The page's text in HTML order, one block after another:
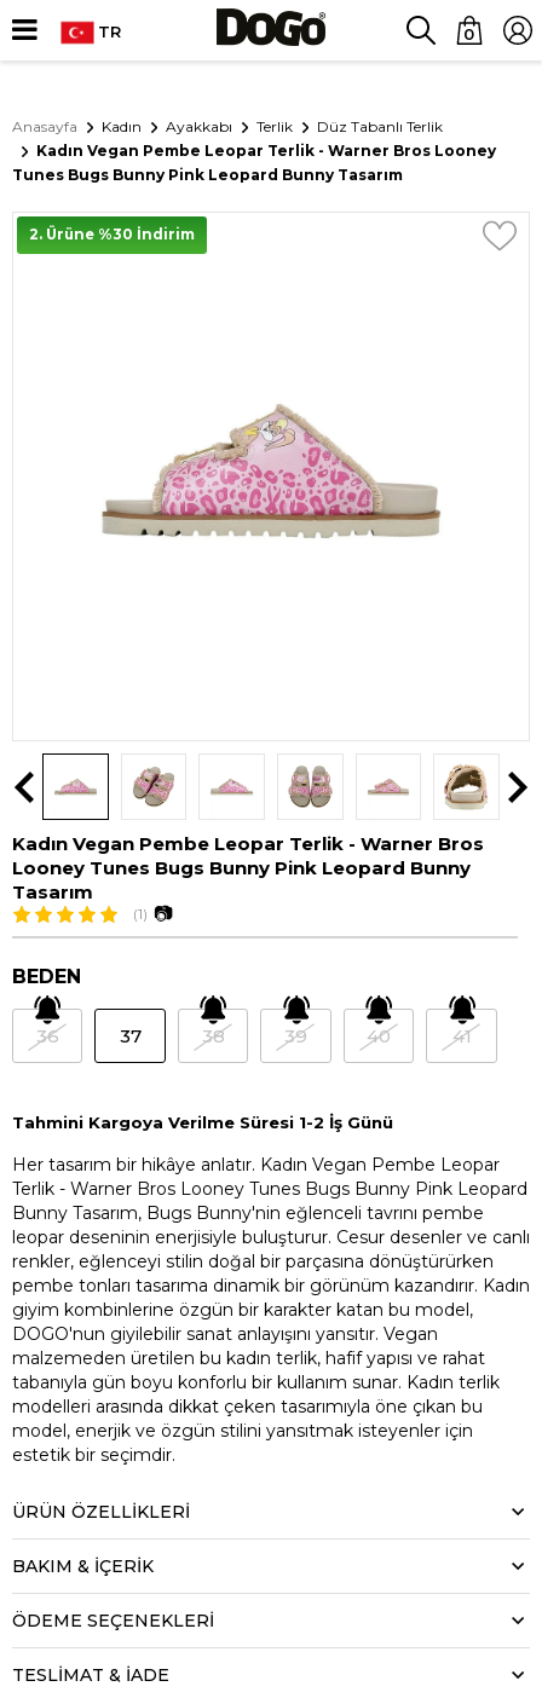
TR 0
Anasayfa Kadın Ayakkabı Terlik
Düz Tabanlı Terlik
Kadın Vegan Pembe Leopar Terlik - Warner Bros Looney
Tunes Bugs Bunny Pink Leopard Bunny Tasarım
2. Ürüne %30 İndirim
Kadın Vegan Pembe Leopar Terlik - Warner Bros
Looney Tunes Bugs Bunny Pink Leopard Bunny
Tasarım
(1) 📷
BEDEN
36 37 38 39 40 41
Tahmini Kargoya Verilme Süresi 1-2 İş Günü
Her tasarım bir hikâye anlatır. Kadın Vegan Pembe Leopar
Terlik - Warner Bros Looney Tunes Bugs Bunny Pink Leopard
Bunny Tasarım, Bugs Bunny'nin eğlenceli tavrını pembe
leopar deseninin enerjisiyle buluşturur. Cesur desenler ve canlı
renkler, eğlenceyi stilin doğal bir parçasına dönüştürürken
pembe tonları tasarıma dinamik bir görünüm kazandırır. Kadın
giyim kombinlerine özgün bir karakter katan bu model,
DOGO'nun giyilebilir sanat anlayışını yansıtır. Vegan
malzemeden üretilen bu kadın terlik, hafif yapısı ve rahat
tabanıyla gün boyu konforlu bir kullanım sunar. Kadın terlik
modelleri arasında dikkat çeken tasarımıyla öne çıkan bu
model, enerjik ve özgün stilini yansıtmak isteyenler için
estetik bir seçimdir.
ÜRÜN ÖZELLIKLERI
BAKIM & İÇERİK
ÖDEME SEÇENEKLERI
TESLİMAT & İADE